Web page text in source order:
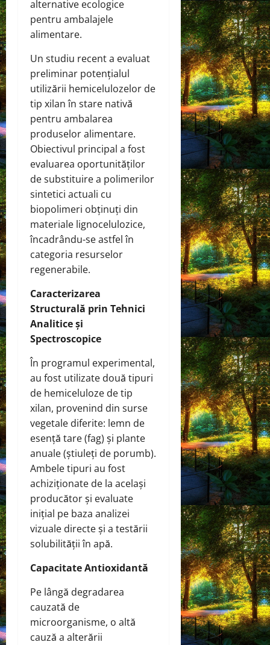
alternative ecologice
pentru ambalajele
alimentare.
Un studiu recent a evaluat
preliminar potențialul
utilizării hemicelulozelor de
tip xilan în stare nativă
pentru ambalarea
produselor alimentare.
Obiectivul principal a fost
evaluarea oportunităților
de substituire a polimerilor
sintetici actuali cu
biopolimeri obținuți din
materiale lignocelulozice,
încadrându-se astfel în
categoria resurselor
regenerabile.
Caracterizarea
Structurală prin Tehnici
Analitice și
Spectroscopice
În programul experimental,
au fost utilizate două tipuri
de hemiceluloze de tip
xilan, provenind din surse
vegetale diferite: lemn de
esență tare (fag) și plante
anuale (știuleți de porumb).
Ambele tipuri au fost
achiziționate de la același
producător și evaluate
inițial pe baza analizei
vizuale directe și a testării
solubilității în apă.
Capacitate Antioxidantă
Pe lângă degradarea
cauzată de
microorganisme, o altă
cauză a alterării